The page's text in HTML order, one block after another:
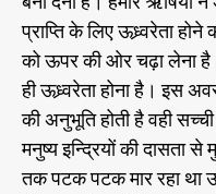
प्राप्ति के लिए ऊध्र्वरेता
को ऊपर की ओर चढ़ा लेना
ही ऊध्र्वरेता होना है। इस
की अनुभूति होती है वही
मनुष्य इन्द्रियों की दासता
तक पटक पटक मार रहा था